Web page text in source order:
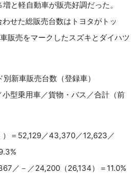
と軽自動車が販売好調だった。
せた総販売台数はトヨタがトッ
販売をマークしたスズキとダイハツ
新車販売台数（登録車）
型乗用車／貨物・バス／合計（前
）＝52,129／43,370／12,623／
／－／24,200（26,134）＝11.0%